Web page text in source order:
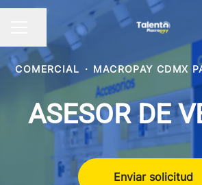
Menú de empleo
Compartir página
COMERCIAL · MACROPAY CDMX
ASESOR DE
Enviar solicitud